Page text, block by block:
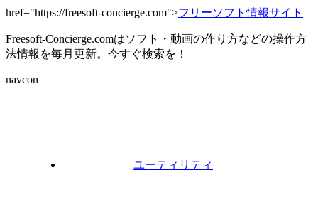
href="https://freesoft-concierge.com">フリーソフト情報サイト
Freesoft-Concierge.comはソフト・動画の作り方などの操作方
法情報を毎月更新。今すぐ検索を！
navcon
ユーティリティ